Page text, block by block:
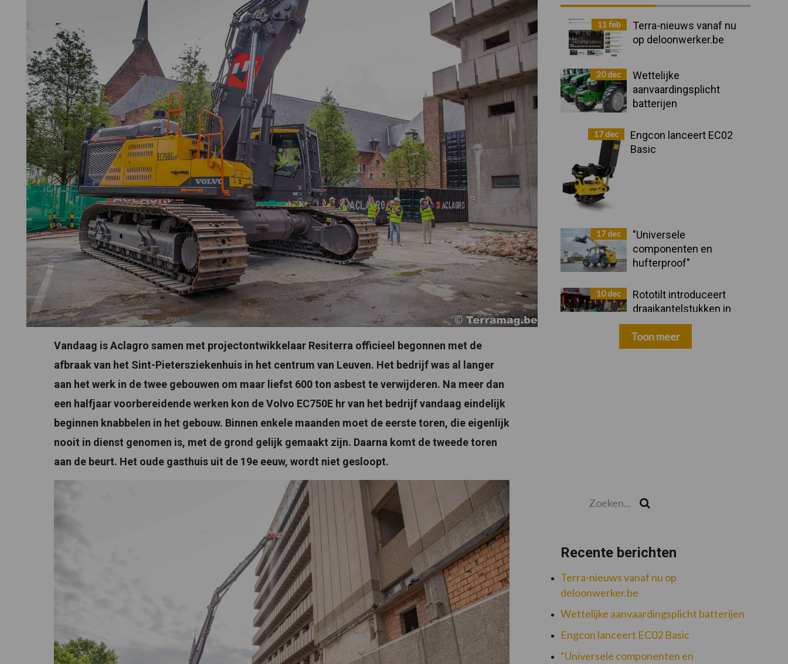
Vandaag is Aclagro samen met projectontwikkelaar Resiterra officieel begonnen met de
afbraak van het Sint-Pietersziekenhuis in het centrum van Leuven. Het bedrijf was al langer
aan het werk in de twee gebouwen om maar liefst 600 ton asbest te verwijderen. Na meer dan
een halfjaar voorbereidende werken kon de Volvo EC750E hr van het bedrijf vandaag eindelijk
beginnen knabbelen in het gebouw. Binnen enkele maanden moet de eerste toren, die eigenlijk
nooit in dienst genomen is, met de grond gelijk gemaakt zijn. Daarna komt de tweede toren
aan de beurt. Het oude gasthuis uit de 19e eeuw, wordt niet gesloopt.
Sidebar11 feb
Terra-nieuws vanaf nu
op deloonwerker.be
20 dec
Wettelijke
aanvaardingsplicht
batterijen
17 dec
Engcon lanceert EC02
Basic
17 dec
"Universele
componenten en
hufterproof"
10 dec
Rototilt introduceert
draaikantelstukken in
drie nieuwe landen
Toon meer
Recente berichten
Terra-nieuws vanaf nu op
deloonwerker.be
Wettelijke aanvaardingsplicht batterijen
Engcon lanceert EC02 Basic
“Universele componenten en